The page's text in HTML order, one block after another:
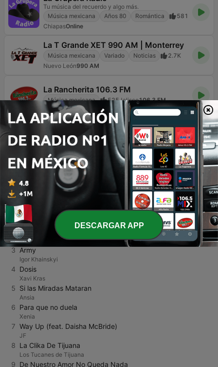
Tu música del recuerdo y algo más.
Música mexicana
Años 80 Romántica
581
ChiapasOnline
La T Grande XET 990 AM | Monterrey
Música mexicana Variado Noticias
2.7K
Nuevo León990 AM
La Rancherita 106.3 FM
Música mexicana 525Jalisco106.3 FM
Página de 30
<
2 4
TOP CANCIONES
1 Chase
Igor Khainskyi
2 Todo Lo Fue
Lenin Ramírez
3 Army
Igor Khainskyi
4 Dosis
Xavi Kras
5 Si las Miradas Mataran
Ansia
6 Para que no duela
Xenia
7 Way Up (feat. Daisha McBride)
JF
8 La Clika De Tijuana
Los Tucanes de Tijuana
9 De Nuestro Amor No Queda Nada
DESCARGAR APP